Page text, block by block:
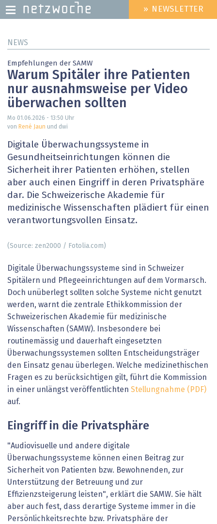
zum
HEADER
MENU
» NEWSLETTER
NEWS
Empfehlungen der SAMW
Warum Spitäler ihre Patienten
nur ausnahmsweise per Video
überwachen sollten
Mo 01.06.2026 - 13:50 Uhr
von René Jaun und dwi
Digitale Überwachungssysteme in
Gesundheitseinrichtungen können die
Sicherheit ihrer Patienten erhöhen, stellen
aber auch einen Eingriff in deren Privatsphäre
dar. Die Schweizerische Akademie für
medizinische Wissenschaften plädiert für einen
verantwortungsvollen Einsatz.
(Source: zen2000 / Fotolia.com)
Digitale Überwachungssysteme sind in Schweizer
Spitälern und Pflegeeinrichtungen auf dem Vormarsch.
Doch unüberlegt sollten solche Systeme nicht genutzt
werden, warnt die zentrale Ethikkommission der
Schweizerischen Akademie für medizinische
Wissenschaften (SAMW). Insbesondere bei
routinemässig und dauerhaft eingesetzten
Überwachungssystemen sollten Entscheidungsträger
den Einsatz genau überlegen. Welche medizinethischen
Fragen es zu berücksichtigen gilt, führt die Kommission
in einer unlängst veröffentlichten Stellungnahme (PDF)
auf.
Eingriff in die Privatsphäre
"Audiovisuelle und andere digitale
Überwachungssysteme können einen Beitrag zur
Sicherheit von Patienten bzw. Bewohnenden, zur
Unterstützung der Betreuung und zur
Effizienzsteigerung leisten", erklärt die SAMW. Sie hält
aber auch fest, dass derartige Systeme immer in die
Persönlichkeitsrechte bzw. Privatsphäre der